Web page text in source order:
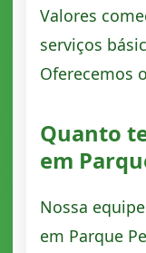
Valores
serviços
Oferecemos
Quanto
em
Nossa
em Parque